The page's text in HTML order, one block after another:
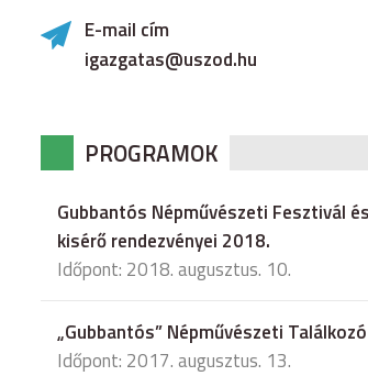
E-mail cím
igazgatas@uszod.hu
PROGRAMOK
Gubbantós Népművészeti Fesztivál és
kisérő rendezvényei 2018.
Időpont: 2018. augusztus. 10.
„Gubbantós” Népművészeti Találkozó
Időpont: 2017. augusztus. 13.